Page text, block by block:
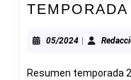
TEMPORADA
05/202405/2024
Resumen temporada